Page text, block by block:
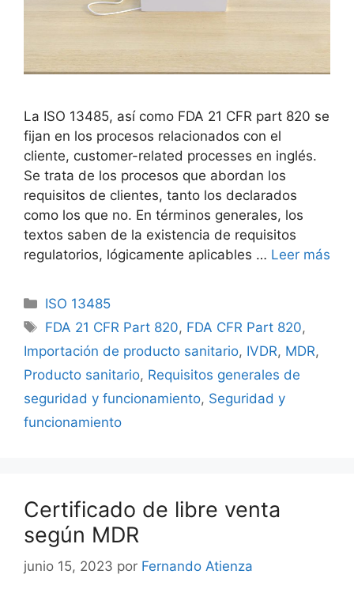
La ISO 13485, así como FDA 21 CFR part 820 se
fijan en los procesos relacionados con el
cliente, customer-related processes en inglés.
Se trata de los procesos que abordan los
requisitos de clientes, tanto los declarados
como los que no. En términos generales, los
textos saben de la existencia de requisitos
regulatorios, lógicamente aplicables … Leer más
ISO 13485
FDA 21 CFR Part 820, FDA CFR Part 820,
Importación de producto sanitario, IVDR, MDR,
Producto sanitario, Requisitos generales de
seguridad y funcionamiento, Seguridad y
funcionamiento
Certificado de libre venta
según MDR
junio 15, 2023 por Fernando Atienza